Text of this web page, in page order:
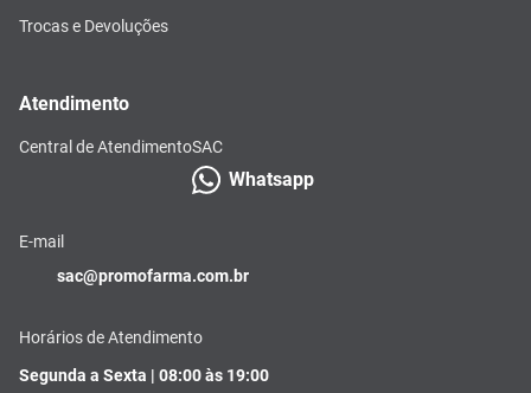
Trocas e Devoluções
Atendimento
Central de AtendimentoSAC
Whatsapp
E-mail
sac@promofarma.com.br
Horários de Atendimento
Segunda a Sexta | 08:00 às 19:00